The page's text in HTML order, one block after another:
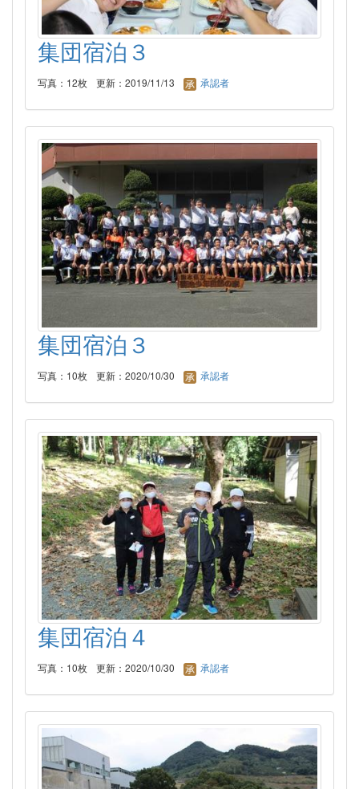
集団宿泊３
写真：12枚 更新：2019/11/13 承認者
集団宿泊３
写真：10枚 更新：2020/10/30 承認者
集団宿泊４
写真：10枚 更新：2020/10/30 承認者